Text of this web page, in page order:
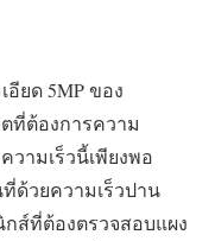
ยด 5MP ของ
ที่ต้องการความ
วามเร็วนี้เพียงพอ
ด้วยความเร็วปาน
ส์ที่ต้องตรวจสอบแผง